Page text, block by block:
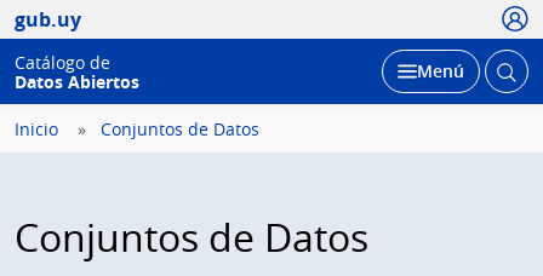
gub.uy
Catálogo de
Datos Abiertos
Desplegar
Menú Abrir
Inicio Conjuntos de Datos
Conjuntos de Datos